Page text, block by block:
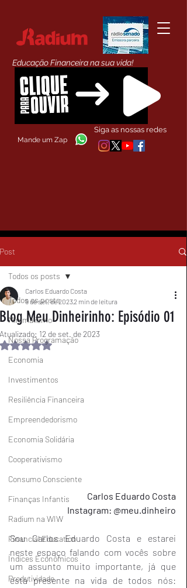
Educação Financeira na sua vida!
Siga as nossas redes
Mande um Zap
Post
Todos os posts
Minimalismo
Nossa Programação
Economia
Investimentos
Resiliência Financeira
Empreendedorismo
Economia Solidária
Cooperativismo
Consumo Consciente
Finanças Infantis
Radium na WIW
Financial Education
Índices Econômicos
Produtividade
Todos os posts
Blog Meu Dinheirinho: Episódio 01
Carlos Eduardo Costa
9 de set. de 20232 min de leitura
Atualizado: 12 de set. de 2023
Avaliado com NaN de 5 estrelas.
Carlos Eduardo Costa
Instagram: @meu.dinheiro
Sou Carlos Eduardo Costa e estarei
neste espaço falando com vocês sobre
um assunto muito importante, já que
está presente na vida de todos nós: